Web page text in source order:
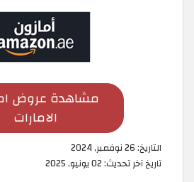
مشاهدة عروض
الامارات
التاريخ:26 نوفمبر, 2024
تاريخ آخر تحديث:02 يونيو, 2025